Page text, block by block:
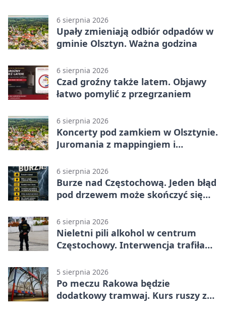
6 sierpnia 2026
Upały zmieniają odbiór odpadów w
gminie Olsztyn. Ważna godzina
6 sierpnia 2026
Czad groźny także latem. Objawy
łatwo pomylić z przegrzaniem
6 sierpnia 2026
Koncerty pod zamkiem w Olsztynie.
Juromania z mappingiem i
6 sierpnia 2026
Burze nad Częstochową. Jeden błąd
pod drzewem może skończyć się
6 sierpnia 2026
Nieletni pili alkohol w centrum
Częstochowy. Interwencja trafiła
5 sierpnia 2026
Po meczu Rakowa będzie
dodatkowy tramwaj. Kurs ruszy ze